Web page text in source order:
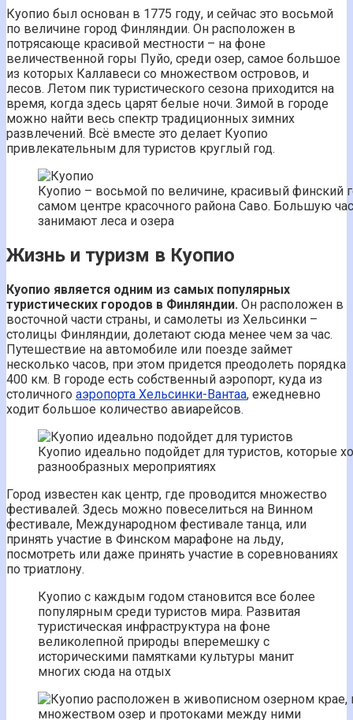
Куопио был основан в 1775 году, и сейчас это восьмой
по величине город Финляндии. Он расположен в
потрясающе красивой местности – на фоне
величественной горы Пуйо, среди озер, самое большое
из которых Каллавеси со множеством островов, и
лесов. Летом пик туристического сезона приходится на
время, когда здесь царят белые ночи. Зимой в городе
можно найти весь спектр традиционных зимних
развлечений. Всё вместе это делает Куопио
привлекательным для туристов круглый год.
Куопио – восьмой по величине, красивый финский
самом центре красочного района Саво. Большую
занимают леса и озера
Жизнь и туризм в Куопио
Куопио является одним из самых популярных
туристических городов в Финляндии. Он расположен в
восточной части страны, и самолеты из Хельсинки –
столицы Финляндии, долетают сюда менее чем за час.
Путешествие на автомобиле или поезде займет
несколько часов, при этом придется преодолеть порядка
400 км. В городе есть собственный аэропорт, куда из
столичного аэропорта Хельсинки-Вантаа, ежедневно
ходит большое количество авиарейсов.
Куопио идеально подойдет для туристов, которые
разнообразных мероприятиях
Город известен как центр, где проводится множество
фестивалей. Здесь можно повеселиться на Винном
фестивале, Международном фестивале танца, или
принять участие в Финском марафоне на льду,
посмотреть или даже принять участие в соревнованиях
по триатлону.
Куопио с каждым годом становится все более
популярным среди туристов мира. Развитая
туристическая инфраструктура на фоне
великолепной природы вперемешку с
историческими памятками культуры манит
многих сюда на отдых